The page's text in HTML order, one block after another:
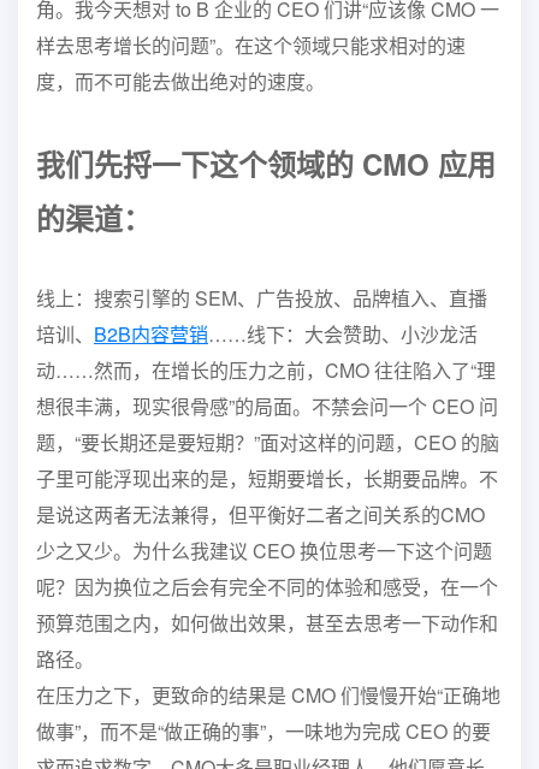
角。我今天想对 to B 企业的 CEO 们讲“应该像 CMO 一
样去思考增长的问题”。在这个领域只能求相对的速
度， 而不可能去做出绝对的速度。
我们先捋一下这个领域的 CMO 应用
的渠道：
线上：搜索引擎的 SEM、广告投放、品牌植入、直播
培训、 B2B内容营销……线下：大会赞助、小沙龙活
动……然而，在增长的压力之前，CMO 往往陷入了“理
想很丰满，现实很骨感”的局面。不禁会问一个 CEO 问
题，“要长期还是要短期？”面对这样的问题，CEO 的脑
子里可能浮现出来的是，短期要增长，长期要品牌。不
是说这两者无法兼得，但平衡好二者之间关系的CMO
少之又少。为什么我建议 CEO 换位思考一下这个问题
呢？因为换位之后会有完全不同的体验和感受，在一个
预算范围之内，如何做出效果，甚至去思考一下动作和
路径。
在压力之下，更致命的结果是 CMO 们慢慢开始“正确地
做事”， 而不是“做正确的事”，一味地为完成 CEO 的要